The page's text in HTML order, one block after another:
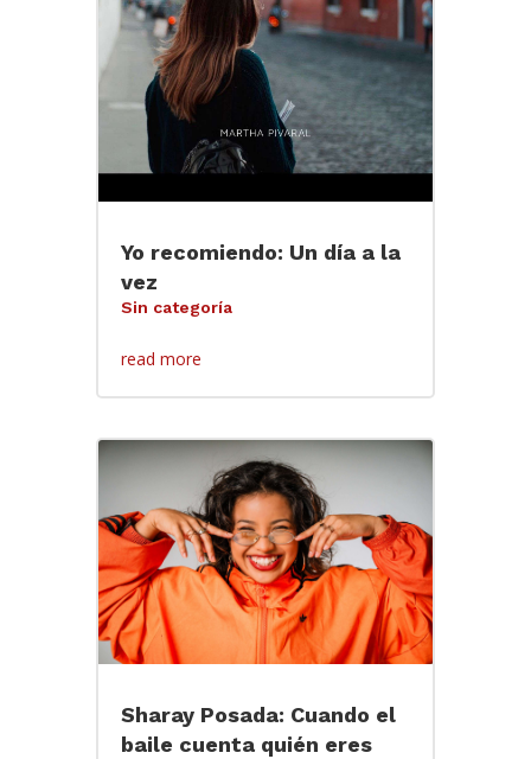
Yo recomiendo: Un día a la
vez
Sin categoría
read more
Sharay Posada: Cuando el
baile cuenta quién eres